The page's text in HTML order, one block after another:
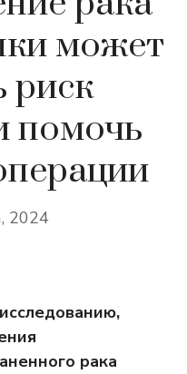
может
риск
помочь
2024
рака